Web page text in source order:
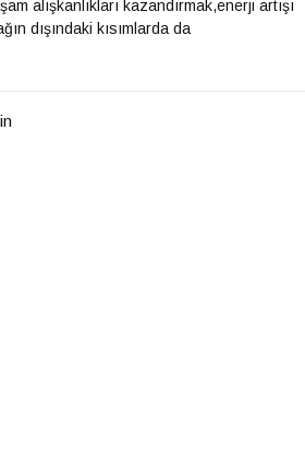
alışkanlıkları kazandırmak,enerji artışı
dışındaki kısımlarda da